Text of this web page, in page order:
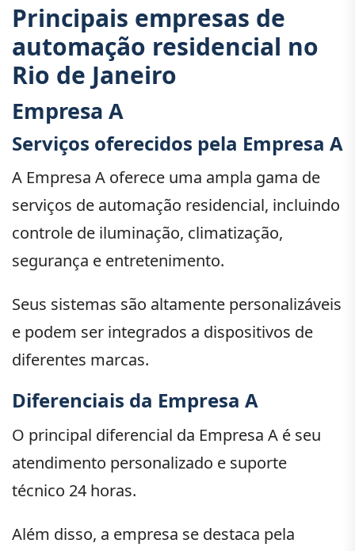
Principais empresas de
automação residencial no
Rio de Janeiro
Empresa A
Serviços oferecidos pela Empresa A
A Empresa A oferece uma ampla gama de
serviços de automação residencial, incluindo
controle de iluminação, climatização,
segurança e entretenimento.
Seus sistemas são altamente personalizáveis
e podem ser integrados a dispositivos de
diferentes marcas.
Diferenciais da Empresa A
O principal diferencial da Empresa A é seu
atendimento personalizado e suporte
técnico 24 horas.
Além disso, a empresa se destaca pela